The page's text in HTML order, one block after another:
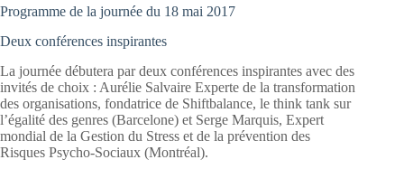
Programme de la journée du 18 mai 2017
Deux conférences inspirantes
La journée débutera par deux conférences inspirantes avec des
invités de choix : Aurélie Salvaire Experte de la transformation
des organisations, fondatrice de Shiftbalance, le think tank sur
l’égalité des genres (Barcelone) et Serge Marquis, Expert
mondial de la Gestion du Stress et de la prévention des
Risques Psycho-Sociaux (Montréal).